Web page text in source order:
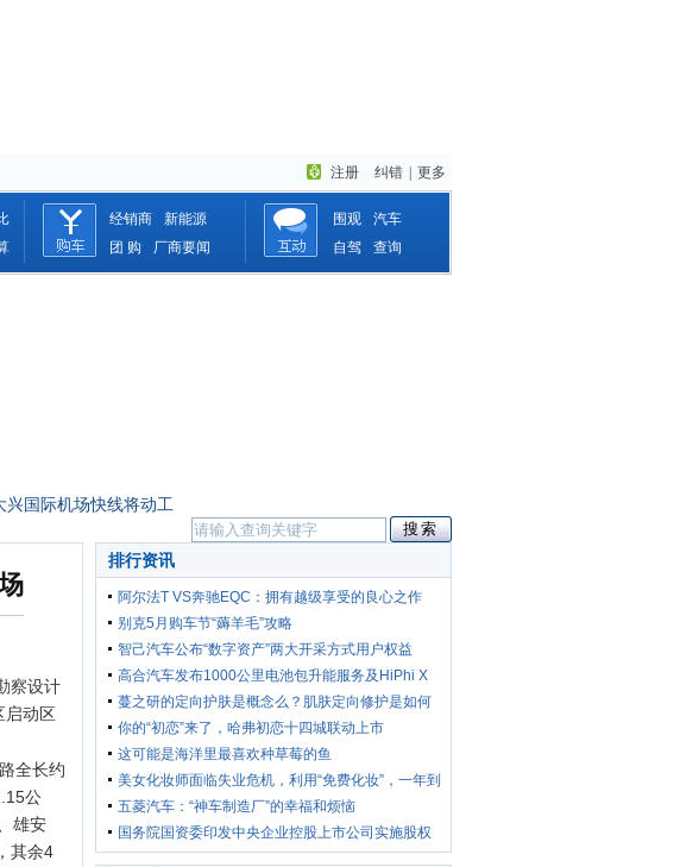
注册 纠错 更多
购车
经销商
新能源
团 购
厂商要闻
保养
围观
汽车
自驾
查询
国际机场快线将动工
察设计
启动区
全长约
公
雄安
其余4
排行资讯
阿尔法T VS奔驰EQC：拥有越级享受的良心之作
别克5月购车节“薅羊毛”攻略
智己汽车公布“数字资产”两大开采方式用户权益
高合汽车发布1000公里电池包升能服务及HiPhi X
四车型
蔓之研的定向护肤是概念么？肌肤定向修护是如何
精准实
你的“初恋”来了，哈弗初恋十四城联动上市
这可能是海洋里最喜欢种草莓的鱼
美女化妆师面临失业危机，利用“免费化妆”，一年到
手
五菱汽车：“神车制造厂”的幸福和烦恼
国务院国资委印发中央企业控股上市公司实施股权